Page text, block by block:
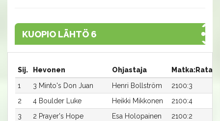
KUOPIO LÄHTÖ 6
Sij. Hevonen Ohjastaja Matka:Rata
1
3 Minto's Don Juan Henri Bollström 2100:3
2
4 Boulder Luke Heikki Mikkonen 2100:4
3
2 Prayer's Hope Esa Holopainen 2100:2